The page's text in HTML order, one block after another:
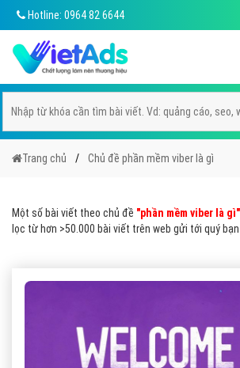
Hotline: 0964 82 6644
Trang chủ Chủ đề phần mềm viber là gì
Một số bài viết theo chủ đề "phần mềm viber là gì"
lọc từ hơn >50.000 bài viết trên web gửi tới quý bạn